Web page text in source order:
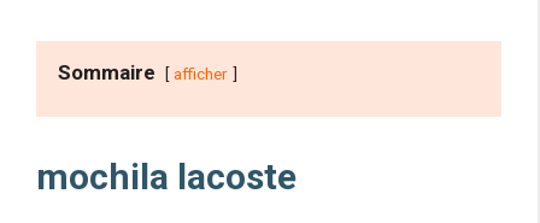
Sommaire afficher
mochila lacoste